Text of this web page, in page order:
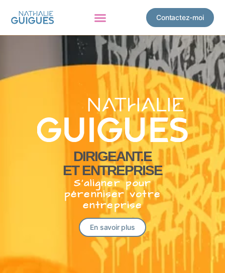
Contactez-moi
DIRIGEANT.E
ET ENTREPRISE
S’aligner pour
pérenniser votre
entreprise
En savoir plus